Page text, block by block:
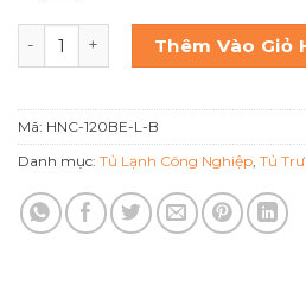
Hoshizaki Tủ trưng bày sushi
Thêm Vào Giỏ
Mã: HNC-120BE-L-B
Danh mục: Tủ Lạnh Công Nghiệp Tủ